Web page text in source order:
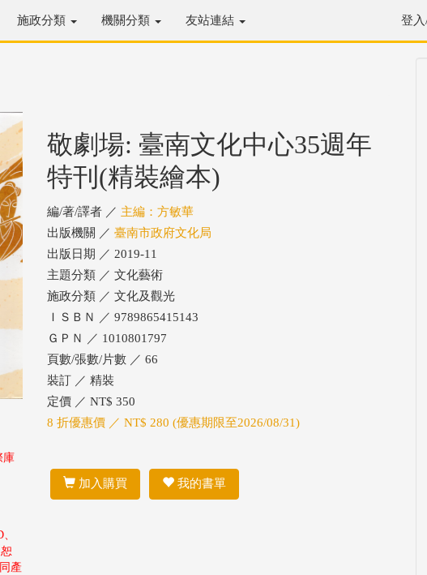
施政分類 機關分類 友站連結 登
庫
產
敬劇場: 臺南文化中心35週年
特刊(精裝繪本)
編/著/譯者 ／ 主編：方敏華
出版機關 ／ 臺南市政府文化局
出版日期 ／ 2019-11
主題分類 ／ 文化藝術
施政分類 ／ 文化及觀光
ＩＳＢＮ ／ 9789865415143
ＧＰＮ ／ 1010801797
頁數/張數/片數 ／ 66
裝訂 ／ 精裝
定價 ／ NT$ 350
8 折優惠價 ／ NT$ 280 (優惠期限至2026/08/31)
加入購買 我的書單